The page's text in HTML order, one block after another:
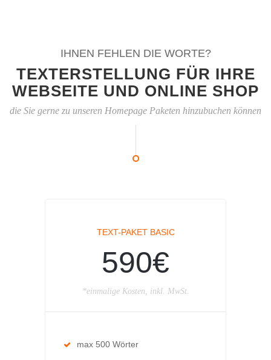
IHNEN FEHLEN DIE WORTE?
TEXTERSTELLUNG FÜR IHRE
WEBSEITE UND ONLINE SHOP
die Sie gerne zu unseren Homepage Paketen hinzubuchen können
TEXT-PAKET BASIC
590€
*einmalige Kosten, inkl. MwSt.
max 500 Wörter